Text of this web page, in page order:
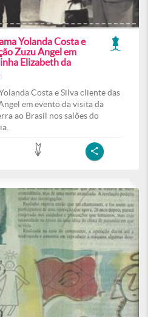
Yolanda Costa e
Zuzu Angel em
Elizabeth da
Costa e Silva cliente das
em evento da visita da
ao Brasil nos salões do